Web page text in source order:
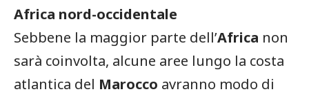
Africa nord-occidentale
Sebbene la maggior parte dell’Africa non
sarà coinvolta, alcune aree lungo la costa
atlantica del Marocco avranno modo di